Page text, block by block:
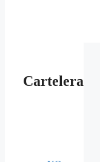
Cartelera